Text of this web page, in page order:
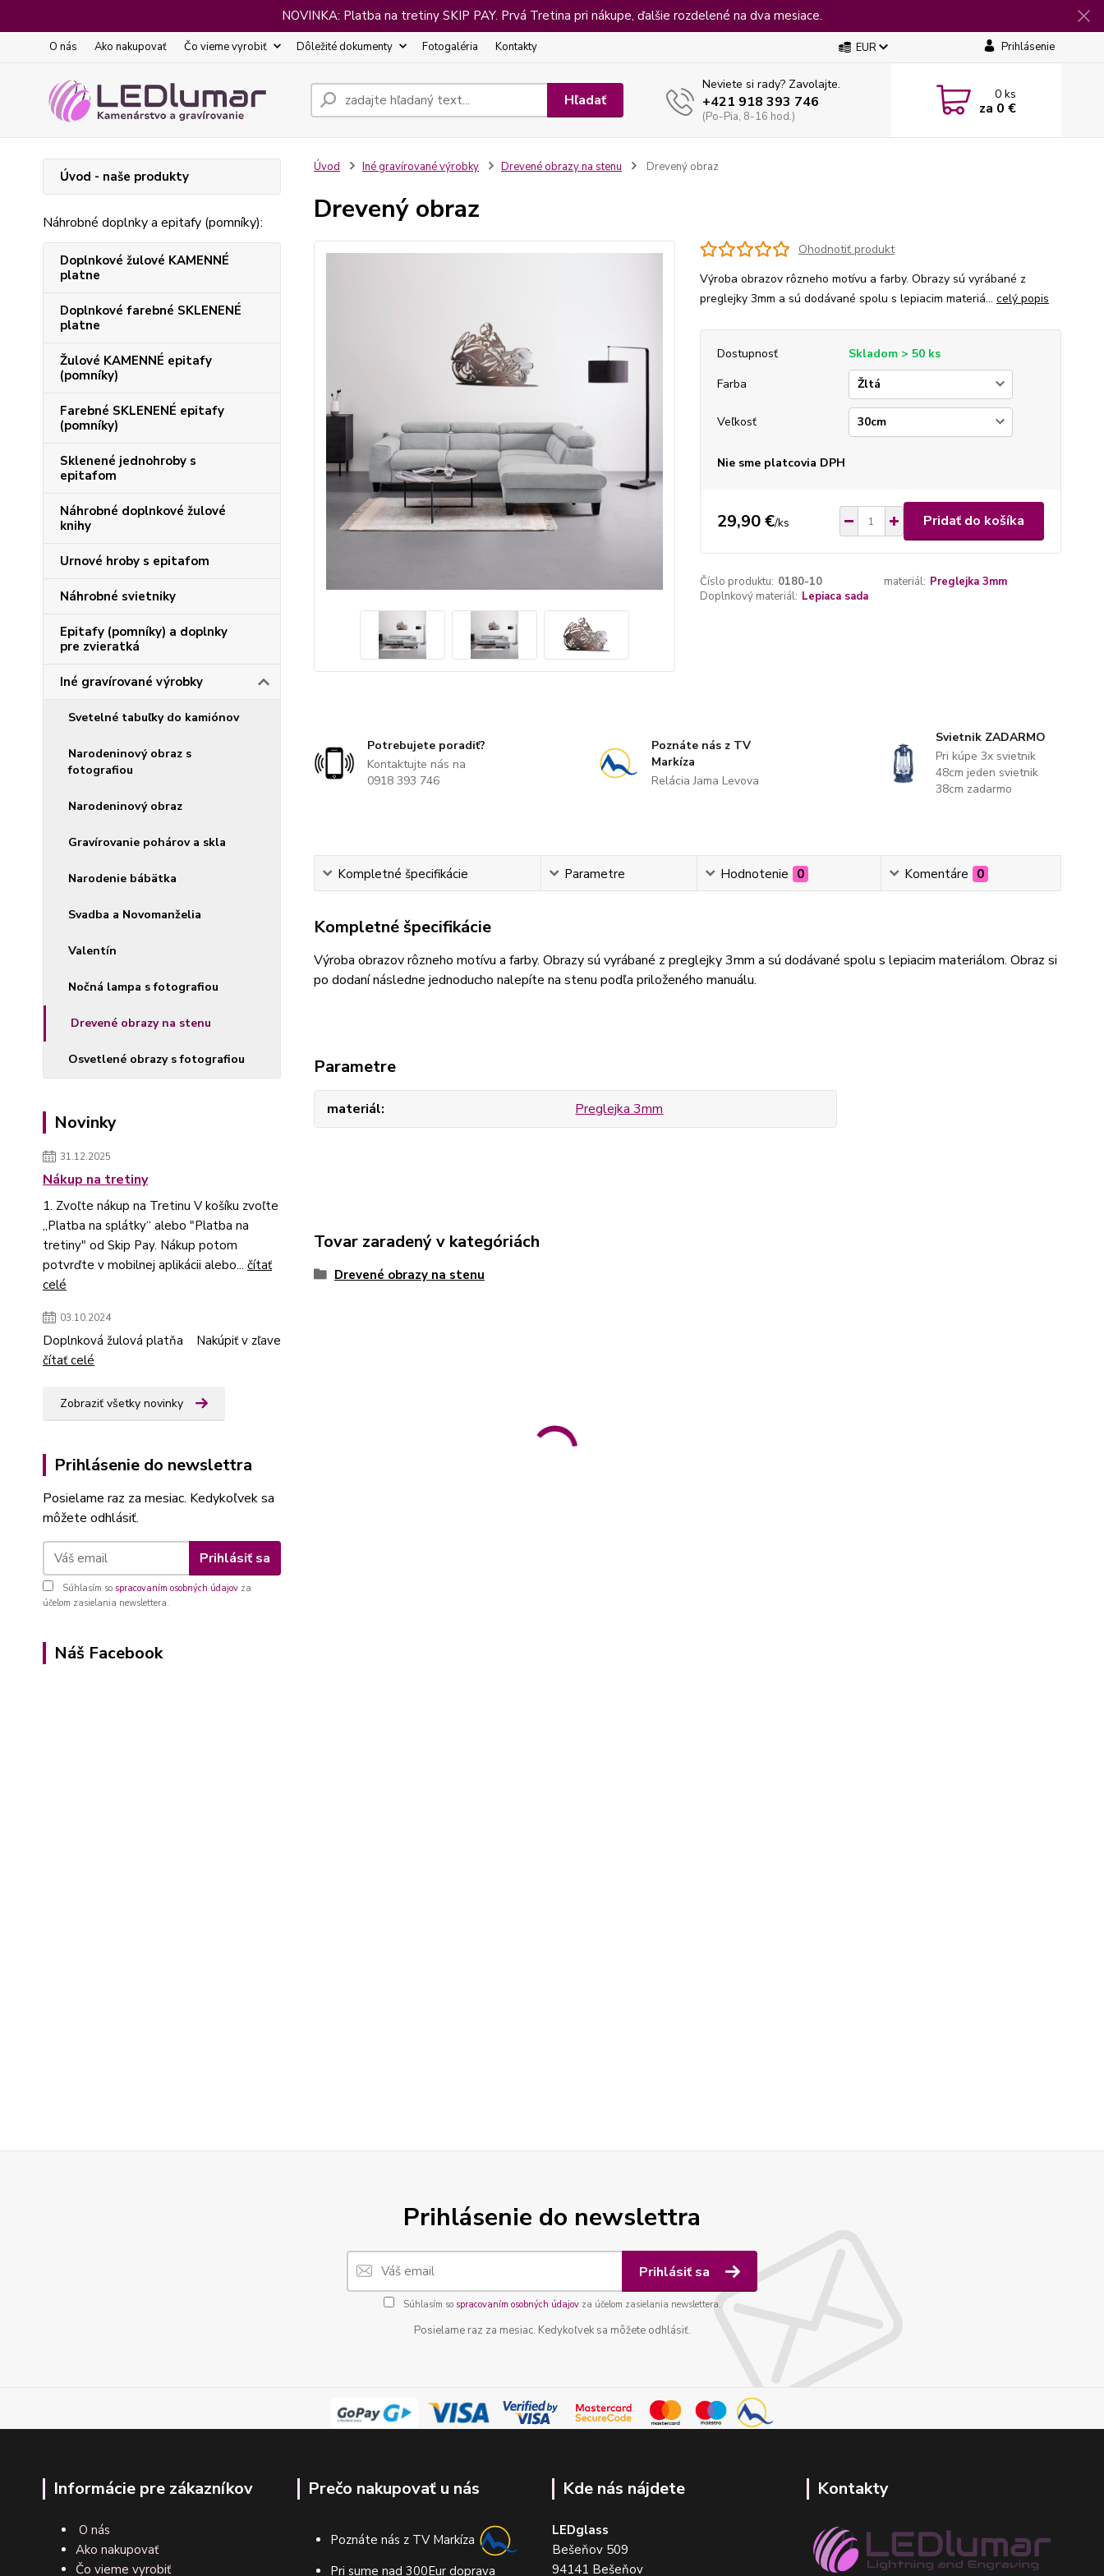
NOVINKA: Platba na tretiny SKIP PAY. Prvá Tretina pri nákupe, ďalšie rozdelené na dva mesiace.
O nás Ako nakupovať Čo vieme vyrobiť Dôležité dokumenty Fotogaléria Kontakty EUR Prihlásenie
Hľadať
Neviete si rady? Zavolajte.
+421 918 393 746
(Po-Pia, 8-16 hod.)
0ks
za 0 €
Úvod - naše produkty
Náhrobné doplnky a epitafy (pomníky):
Doplnkové žulové KAMENNÉ
platne
Doplnkové farebné SKLENENÉ
platne
Žulové KAMENNÉ epitafy
(pomníky)
Farebné SKLENENÉ epitafy
(pomníky)
Sklenené jednohroby s
epitafom
Náhrobné doplnkové žulové
knihy
Urnové hroby s epitafom
Náhrobné svietniky
Epitafy (pomníky) a doplnky
pre zvieratká
Iné gravírované výrobky
Svetelné tabuľky do kamiónov
Narodeninový obraz s
fotografiou
Narodeninový obraz
Gravírovanie pohárov a skla
Narodenie bábätka
Svadba a Novomanželia
Valentín
Nočná lampa s fotografiou
Drevené obrazy na stenu
Osvetlené obrazy s fotografiou
Novinky
31.12.2025
Nákup na tretiny
1. Zvoľte nákup na Tretinu V košíku zvoľte
„Platba na splátky“ alebo "Platba na
tretiny" od Skip Pay. Nákup potom
potvrďte v mobilnej aplikácii alebo... čítať
celé
03.10.2024
Doplnková žulová platňa Nakúpiť v zľave
čítať celé
Zobraziť všetky novinky
Prihlásenie do newslettra
Posielame raz za mesiac. Kedykoľvek sa
môžete odhlásiť.
Prihlásiť sa
Súhlasím so spracovaním osobných údajov za
účelom zasielania newslettera.
Náš Facebook
Úvod Iné gravírované výrobky Drevené obrazy na stenu Drevený obraz
Drevený obraz
Ohodnotiť produkt
Výroba obrazov rôzneho motívu a farby. Obrazy sú vyrábané z
preglejky 3mm a sú dodávané spolu s lepiacim materiá... celý popis
Dostupnosť
Skladom > 50 ks
Farba
Veľkosť
Nie sme platcovia DPH
29,90 €/ks Pridať do košíka
Číslo produktu: 0180-10 materiál: Preglejka 3mm
Doplnkový materiál: Lepiaca sada
Potrebujete poradiť?
Kontaktujte nás na
0918 393 746
Poznáte nás z TV
Markíza
Relácia Jama Levova
Svietnik ZADARMO
Pri kúpe 3x svietnik
48cm jeden svietnik
38cm zadarmo
Kompletné špecifikácie Parametre Hodnotenie 0 Komentáre 0
Kompletné špecifikácie
Výroba obrazov rôzneho motívu a farby. Obrazy sú vyrábané z preglejky 3mm a sú dodávané spolu s lepiacim materiálom. Obraz si
po dodaní následne jednoducho nalepíte na stenu podľa priloženého manuálu.
Parametre
materiál Preglejka 3mm
Tovar zaradený v kategóriách
Drevené obrazy na stenu
Prihlásenie do newslettra
Prihlásiť sa
Súhlasím so spracovaním osobných údajovza účelom zasielania newslettera.
Posielame raz za mesiac. Kedykoľvek sa môžete odhlásiť.
Informácie pre zákazníkov
O nás
Ako nakupovať
Čo vieme vyrobiť
Prečo nakupovať u nás
Poznáte nás z TV Markíza
Pri sume nad 300Eur doprava
Kde nás nájdete
LEDglass
Bešeňov 509
94141 Bešeňov
Kontakty